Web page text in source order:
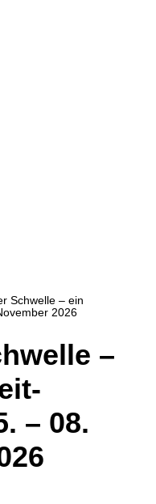
Schwelle – ein
2026
–
– 08.